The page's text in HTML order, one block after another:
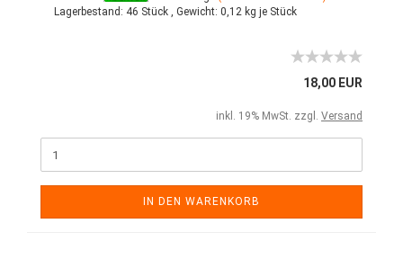
Lagerbestand: 46 Stück , Gewicht: 0,12 kg je Stück
18,00 EUR
inkl. 19% MwSt. zzgl. Versand
IN DEN WARENKORB